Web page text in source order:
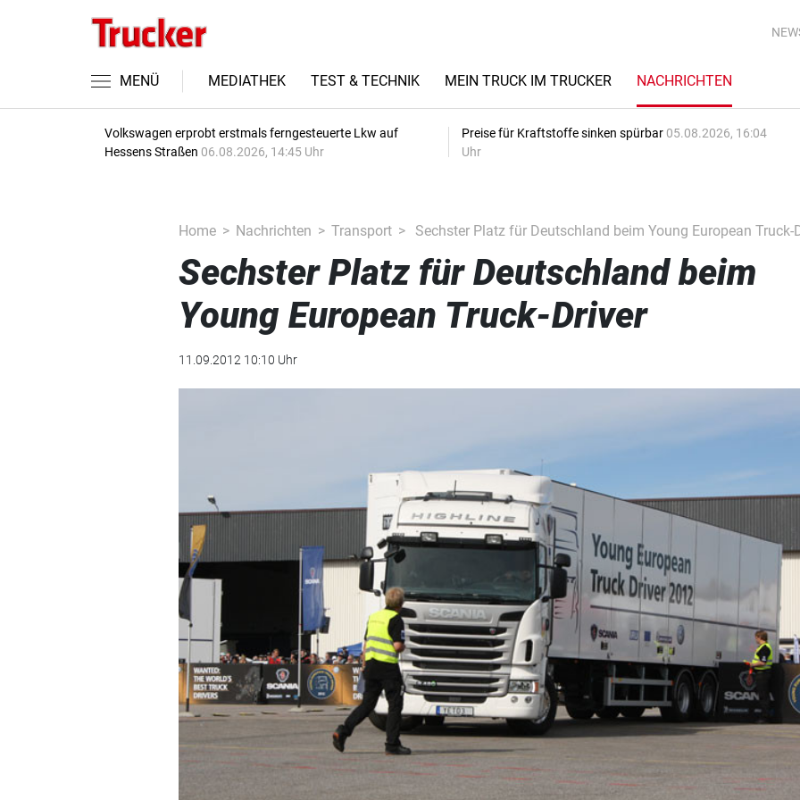
MENÜ MEDIATHEK TEST & TECHNIK MEIN TRUCK IM TRUCKER NACHRICHTEN
Volkswagen erprobt erstmals ferngesteuerte Lkw auf
Hessens Straßen 06.08.2026, 14:45 Uhr
Preise für Kraftstoffe sinken spürbar 05.08.2026, 16:04
Uhr
Home Nachrichten Transport Sechster Platz für Deutschland beim Young European Truck-
Sechster Platz für Deutschland beim
Young European Truck-Driver
11.09.2012 10:10 Uhr